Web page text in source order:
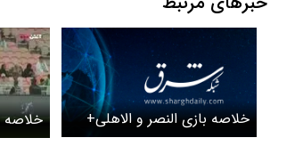
خلاصه بازی النصر و الاهلی+
ویدئو
ویدئو